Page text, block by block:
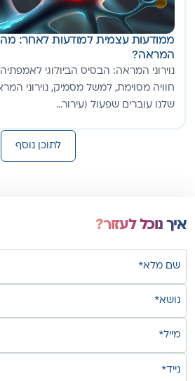
ממודעות עצמית למודעות לאחר: מה
המראה?
נוירוני המראה: הבסיס הביולוגי
שלנו עוברים שפעול (עירור...
לתוכן נוסף
איך נוכל לעזור?